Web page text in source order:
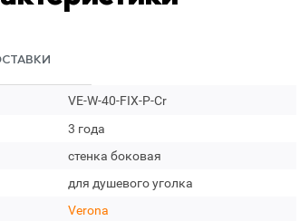
VE-W-40-FIX-P-Cr
3 года
стенка боковая
для душевого уголка
Verona